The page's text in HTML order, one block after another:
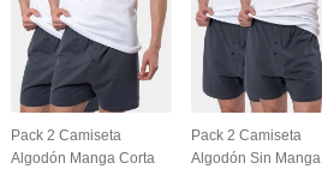
Pack 2 Camiseta
Algodón Manga Corta
Pack 2 Camiseta
Algodón Sin Manga